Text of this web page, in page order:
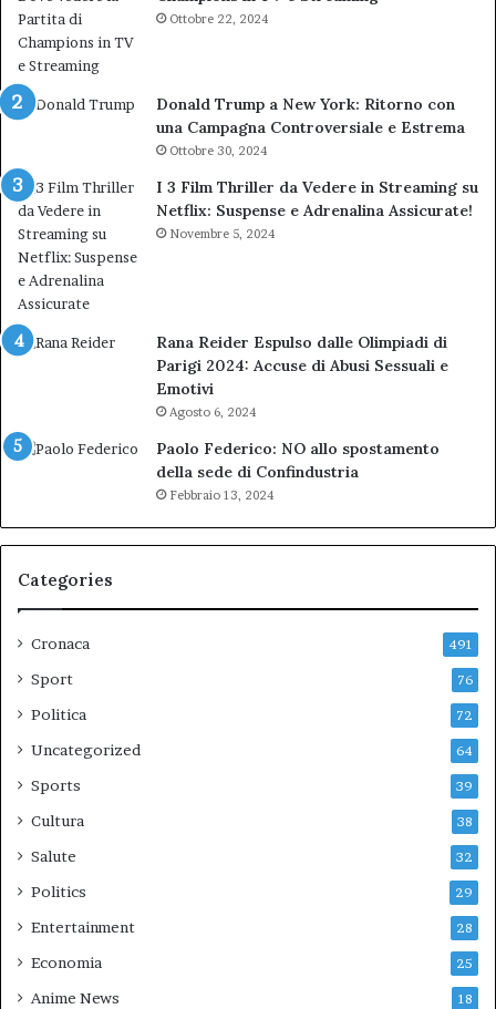
Ottobre 22, 2024
Donald Trump a New York: Ritorno con
una Campagna Controversiale e Estrema
Ottobre 30, 2024
I 3 Film Thriller da Vedere in Streaming su
Netflix: Suspense e Adrenalina Assicurate!
Novembre 5, 2024
Rana Reider Espulso dalle Olimpiadi di
Parigi 2024: Accuse di Abusi Sessuali e
Emotivi
Agosto 6, 2024
Paolo Federico: NO allo spostamento
della sede di Confindustria
Febbraio 13, 2024
Categories
Cronaca 491
Sport 76
Politica 72
Uncategorized 64
Sports 39
Cultura 38
Salute 32
Politics 29
Entertainment 28
Economia 25
Anime News 18